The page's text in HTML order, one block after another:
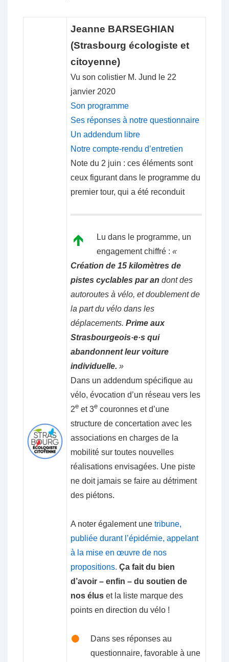
Jeanne BARSEGHIAN
(Strasbourg écologiste et
citoyenne)
Vu son colistier M. Jund le 22
janvier 2020
Son programme
Ses réponses à notre questionnaire
Un addendum libre
Notre compte-rendu d’entretien
Note du 2 juin : ces éléments sont
ceux figurant dans le programme du
premier tour, qui a été reconduit
Lu dans le programme, un
engagement chiffré : «
Création de 15 kilomètres de
pistes cyclables par an dont des
autoroutes à vélo, et doublement de
la part du vélo dans les
déplacements. Prime aux
Strasbourgeois·e·s qui
abandonnent leur voiture
individuelle. »
Dans un addendum spécifique au
vélo, évocation d’un réseau vers les
2e et 3e couronnes et d’une
structure de concertation avec les
associations en charges de la
mobilité sur toutes nouvelles
réalisations envisagées. Une piste
ne doit jamais se faire au détriment
des piétons.
A noter également une tribune,
publiée durant l’épidémie, appelant
à la mise en œuvre de nos
propositions. Ça fait du bien
d’avoir – enfin – du soutien de
nos élus et la liste marque des
points en direction du vélo !
Dans ses réponses au
questionnaire, favorable à une